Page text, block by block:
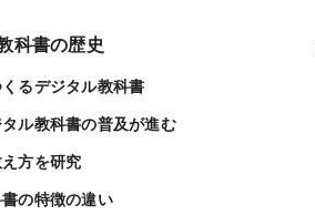
科書の歴史
るデジタル教科書
ル教科書の普及が進む
方を研究
の特徴の違い